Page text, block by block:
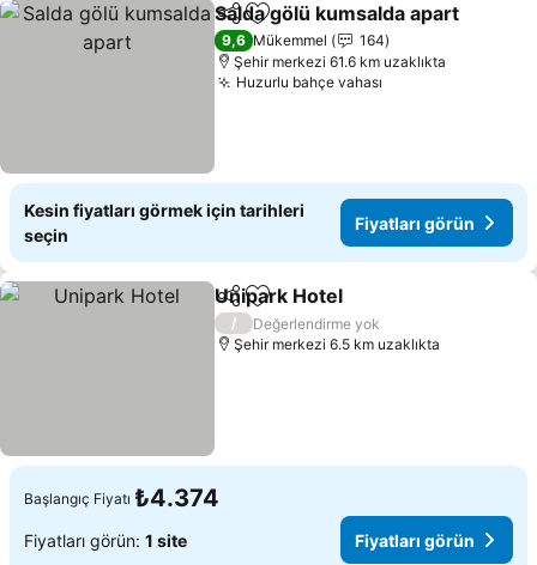
PaylaşFavorilerime ekle
Salda gölü kumsalda apart
9,6 Mükemmel
164
Şehir merkezi 61.6 km uzaklıkta
Huzurlu bahçe vahası
Kesin fiyatları görmek için tarihleri
seçin
Fiyatları görün
PaylaşFavorilerime ekle
Unipark Hotel
/
Değerlendirme yok
Şehir merkezi 6.5 km uzaklıkta
Başlangıç Fiyatı ₺4.374
Fiyatları görün: 1 site Fiyatları görün